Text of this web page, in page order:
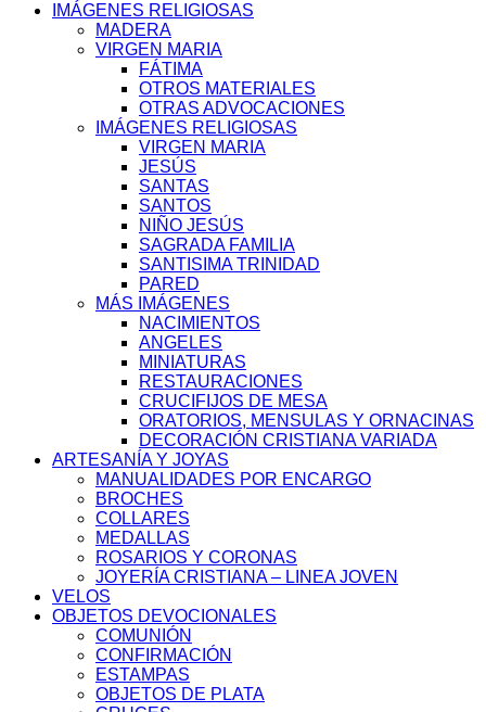
IMÁGENES RELIGIOSAS
MADERA
VIRGEN MARIA
FÁTIMA
OTROS MATERIALES
OTRAS ADVOCACIONES
IMÁGENES RELIGIOSAS
VIRGEN MARIA
JESÚS
SANTAS
SANTOS
NIÑO JESÚS
SAGRADA FAMILIA
SANTISIMA TRINIDAD
PARED
MÁS IMÁGENES
NACIMIENTOS
ANGELES
MINIATURAS
RESTAURACIONES
CRUCIFIJOS DE MESA
ORATORIOS, MENSULAS Y ORNACINAS
DECORACIÓN CRISTIANA VARIADA
ARTESANÍA Y JOYAS
MANUALIDADES POR ENCARGO
BROCHES
COLLARES
MEDALLAS
ROSARIOS Y CORONAS
JOYERÍA CRISTIANA – LINEA JOVEN
VELOS
OBJETOS DEVOCIONALES
COMUNIÓN
CONFIRMACIÓN
ESTAMPAS
OBJETOS DE PLATA